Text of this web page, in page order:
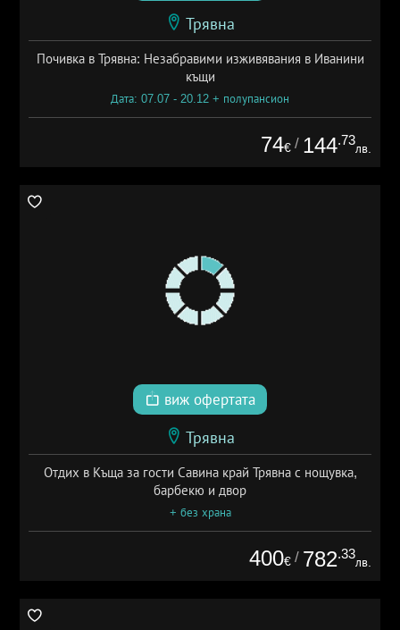
Трявна
Почивка в Трявна: Незабравими изживявания в Иванини
къщи
Дата: 07.07 - 20.12 + полупансион
74€ / 144.73
лв.
виж офертата
Трявна
Отдих в Къща за гости Савина край Трявна с нощувка,
барбекю и двор
+ без храна
400€ / 782.33
лв.